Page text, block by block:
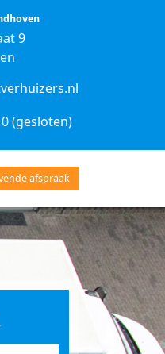
9
(gesloten)
afspraak